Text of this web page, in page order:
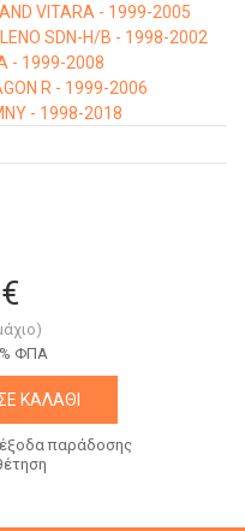
VITARA - 1999-2005
SDN-H/B - 1998-2002
- 1999-2008
R - 1999-2006
- 1998-2018
SDN - 1994-1998
H/B - 1994-1998
ΦΠΑ
ΚΑΛΆΘΙ
έξοδα παράδοσης